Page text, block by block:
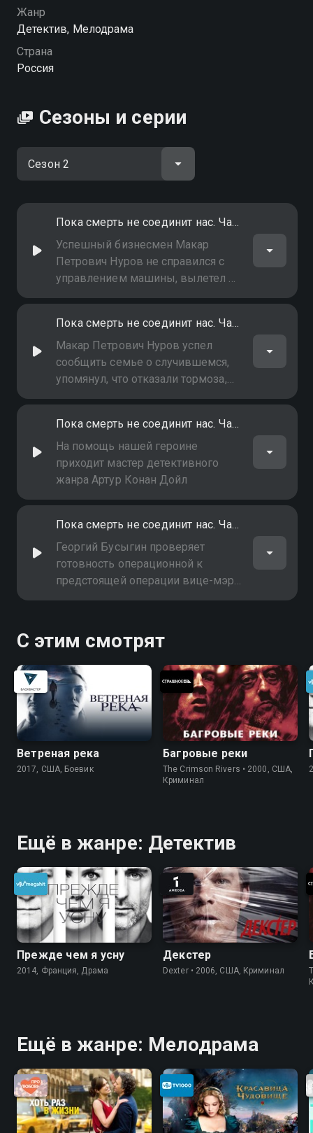
этом городке
Жанр
Детектив, Мелодрама
Страна
Россия
Сезоны и серии
Пока смерть не соединит нас. Часть 1-я
Успешный бизнесмен Макар
Петрович Нуров не справился с
управлением машины, вылетел на
обочину и насмерть сбил
лучшим другом
Пока смерть не соединит нас. Часть 2-я
Макар Петрович Нуров успел
сообщить семье о случившемся,
упомянул, что отказали тормоза,
но его всё равно задержали. Дочь
считает, что это роковая
случайность
Пока смерть не соединит нас. Часть 3-я
На помощь нашей героине
приходит мастер детективного
жанра Артур Конан Дойл
Пока смерть не соединит нас. Часть 4-я
Георгий Бусыгин проверяет
готовность операционной к
предстоящей операции вице-мэра
города Мухина - Игоря Борисовича
С этим смотрят
Ветреная река
2017, США, Боевик
Багровые реки
The Crimson Rivers • 2000, США,
Криминал
Ещё в жанре: Детектив
Прежде чем я усну
2014, Франция, Драма
Декстер
Dexter • 2006, США, Криминал
Ещё в жанре: Мелодрама